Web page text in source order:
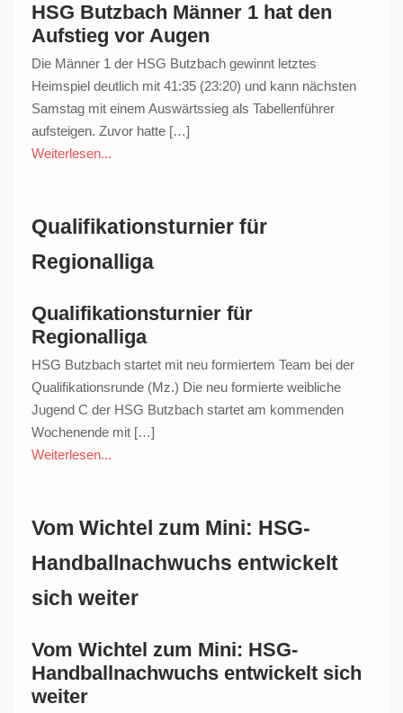
HSG Butzbach Männer 1 hat den
Aufstieg vor Augen
Die Männer 1 der HSG Butzbach gewinnt letztes
Heimspiel deutlich mit 41:35 (23:20) und kann nächsten
Samstag mit einem Auswärtssieg als Tabellenführer
aufsteigen. Zuvor hatte […]
Weiterlesen...
Qualifikationsturnier für
Regionalliga
Qualifikationsturnier für
Regionalliga
HSG Butzbach startet mit neu formiertem Team bei der
Qualifikationsrunde (Mz.) Die neu formierte weibliche
Jugend C der HSG Butzbach startet am kommenden
Wochenende mit […]
Weiterlesen...
Vom Wichtel zum Mini: HSG-
Handballnachwuchs entwickelt
sich weiter
Vom Wichtel zum Mini: HSG-
Handballnachwuchs entwickelt sich
weiter